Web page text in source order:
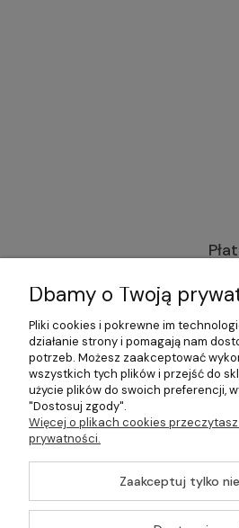
©2026 Wszelkie Prawa Zastrzeżone |
Wyposażenie gastronomii, restauracji
Szablon Master by
Dbamy o Twoją
Pliki cookies i pokrewne im
działanie strony i pomagają nam
potrzeb. Możesz zaakceptować
wszystkich tych plików i przejść do
użycie plików do swoich preferencji,
"Dostosuj zgody".
Więcej o plikach cookies
prywatności.
Zaakceptuj tylko